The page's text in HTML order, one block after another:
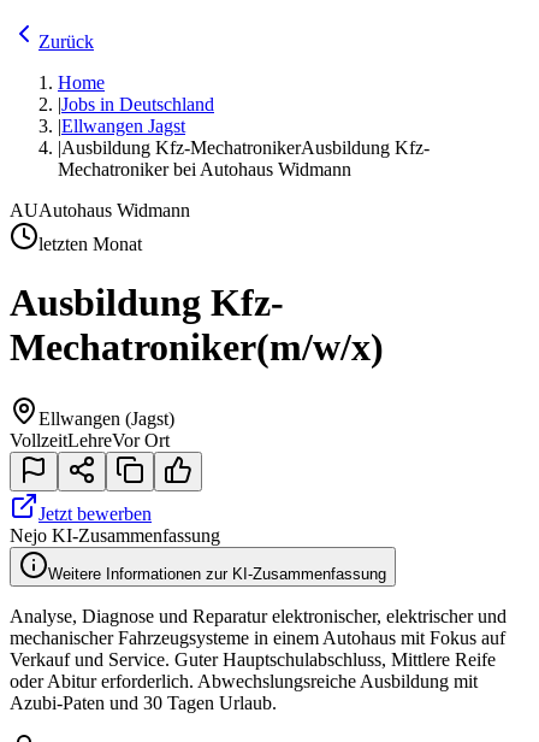
Zurück
Home
|Jobs in Deutschland
|Ellwangen Jagst
|Ausbildung Kfz-MechatronikerAusbildung Kfz-
Mechatroniker bei Autohaus Widmann
AUAutohaus Widmann
letzten Monat
Ausbildung Kfz-
Mechatroniker(m/w/x)
Ellwangen (Jagst)
VollzeitLehreVor Ort
Jetzt bewerben
Nejo KI-Zusammenfassung
Weitere Informationen zur KI-Zusammenfassung
Analyse, Diagnose und Reparatur elektronischer, elektrischer und
mechanischer Fahrzeugsysteme in einem Autohaus mit Fokus auf
Verkauf und Service. Guter Hauptschulabschluss, Mittlere Reife
oder Abitur erforderlich. Abwechslungsreiche Ausbildung mit
Azubi-Paten und 30 Tagen Urlaub.